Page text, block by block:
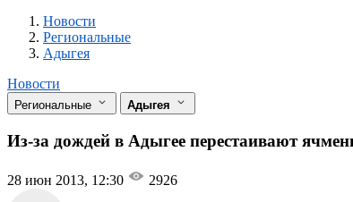
Новости
Разделы
Новости
Региональные
Адыгея
Новости
Региональные Адыгея
Из-за дождей в Адыгее перестаивают
28 июн 2013, 12:30 2926